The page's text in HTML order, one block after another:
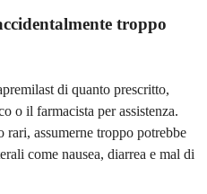
troppo
di quanto prescritto,
o il farmacista per assistenza.
rari, assumerne troppo potrebbe
come nausea, diarrea e mal di